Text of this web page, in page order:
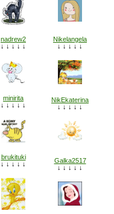
nadrew2
↓ ↓ ↓ ↓ ↓
Nikelangela
↓ ↓ ↓ ↓ ↓
minirita
↓ ↓ ↓ ↓ ↓
NikEkaterina
↓ ↓ ↓ ↓ ↓
brukituki
↓ ↓ ↓ ↓ ↓
Galka2517
↓ ↓ ↓ ↓ ↓